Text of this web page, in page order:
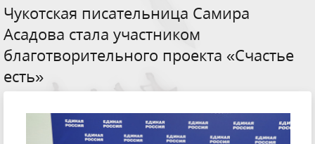
Чукотская писательница Самира
Асадова стала участником
благотворительного проекта «Счастье
есть»